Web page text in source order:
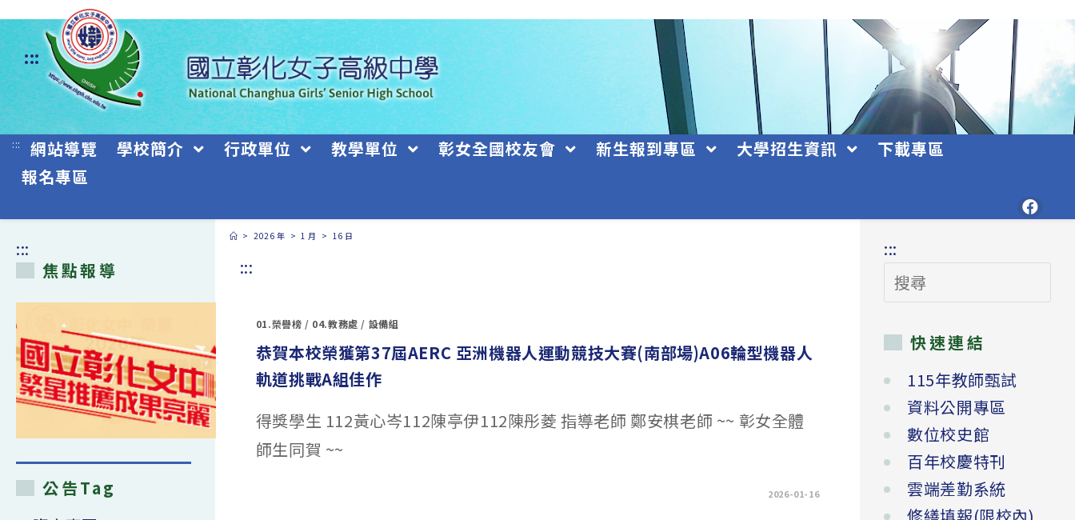
跳
轉
至
主
要
:::
::: 網站導覽 學校簡介 行政單位 教學單位 彰女全國校友會 新生報到專區 大學招生資訊
下載專區
報名專區
> 2026 年 > 1 月 > 16 日
:::
01.榮譽榜 / 04.教務處 / 設備組
恭賀本校榮獲第37屆AERC 亞洲機器人運動競技大賽(南部場)A06輪型機器人
軌道挑戰A組佳作
得獎學生 112黃心岑112陳亭伊112陳彤菱 指導老師 鄭安棋老師 ~~ 彰女全體
師生同賀 ~~
2026-01-16
:::
焦點報導
公告Tag
:::
搜
尋
快速連結
115年教師甄試
資料公開專區
數位校史館
百年校慶特刊
雲端差勤系統